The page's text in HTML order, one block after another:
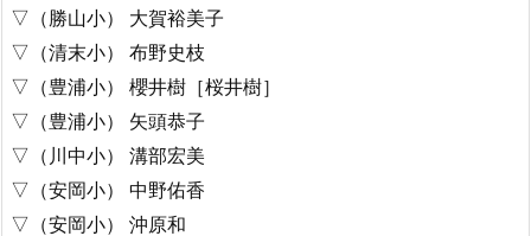
▽（勝山小） 大賀裕美子
▽（清末小） 布野史枝
▽（豊浦小） 櫻井樹［桜井樹］
▽（豊浦小） 矢頭恭子
▽（川中小） 溝部宏美
▽（安岡小） 中野佑香
▽（安岡小） 沖原和